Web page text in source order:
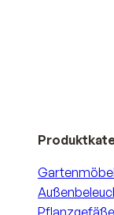
Gartenmöbel
Pflanzgefäße